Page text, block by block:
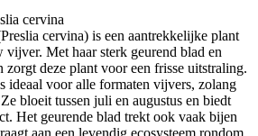
cervina
cervina) is een aantrekkelijke plant
Met haar sterk geurend blad en
deze plant voor een frisse uitstraling.
ideaal voor alle formaten vijvers, zolang
bloeit tussen juli en augustus en biedt
Het geurende blad trekt ook vaak bijen